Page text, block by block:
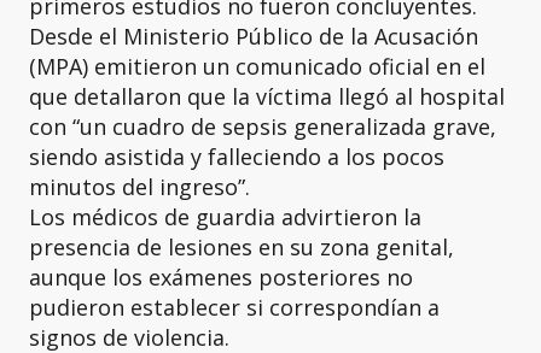
primeros estudios no fueron concluyentes.
Desde el Ministerio Público de la Acusación
(MPA) emitieron un comunicado oficial en el
que detallaron que la víctima llegó al hospital
con “un cuadro de sepsis generalizada grave,
siendo asistida y falleciendo a los pocos
minutos del ingreso”.
Los médicos de guardia advirtieron la
presencia de lesiones en su zona genital,
aunque los exámenes posteriores no
pudieron establecer si correspondían a
signos de violencia.